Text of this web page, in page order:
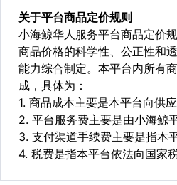
关于平台商品定价规则
小海鲸华人服务平台商品定价
商品价格的科学性、公正性和
能力综合制定。本平台内所有
成，具体为：
1. 商品成本主要是本平台向供
2. 平台服务费主要是由小海鲸
3. 支付渠道手续费主要是指本
4. 税费是指本平台依法向国家